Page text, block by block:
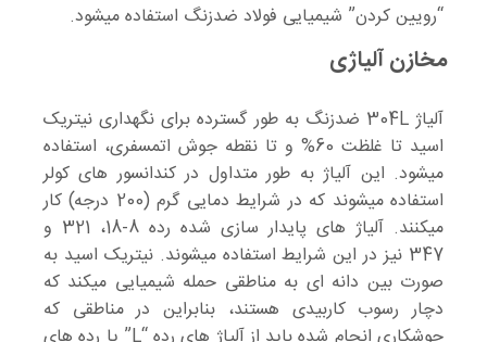
“رویین کردن” شیمیایی فولاد ضدزنگ استفاده میشود.
مخازن آلیاژی
آلیاژ 304L ضدزنگ به طور گسترده برای نگهداری نیتریک
اسید تا غلظت 60% و تا نقطه جوش اتمسفری، استفاده
میشود. این آلیاژ به طور متداول در کندانسور های کولر
استفاده میشوند که در شرایط دمایی گرم (200 درجه) کار
میکنند. آلیاژ های پایدار سازی شده رده 8-18، 321 و
347 نیز در این شرایط استفاده میشوند. نیتریک اسید به
صورت بین دانه ای به مناطقی حمله شیمیایی میکند که
دچار رسوب کاربیدی هستند، بنابراین در مناطقی که